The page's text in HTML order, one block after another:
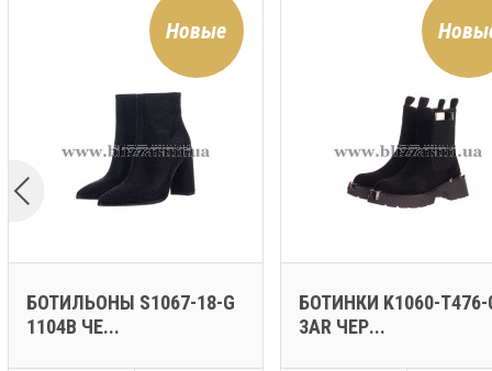
Новые
БОТИЛЬОНЫ S1067-18-G
1104B ЧЕ...
БОТИНКИ K1060-T476-
3AR ЧЕР...